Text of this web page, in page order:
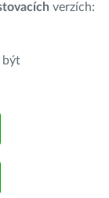
verzích:
být